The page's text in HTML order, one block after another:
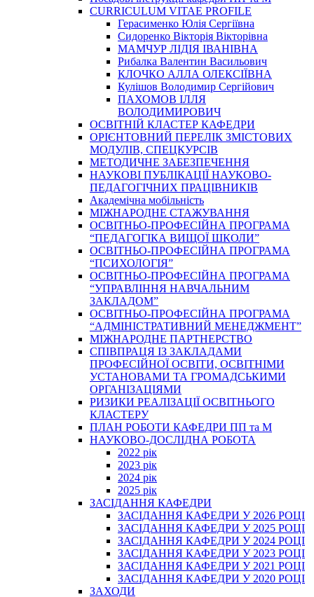
CURRICULUM VITAE PROFILE
Герасименко Юлія Сергіївна
Сидоренко Вікторія Вікторівна
МАМЧУР ЛІДІЯ ІВАНІВНА
Рибалка Валентин Васильович
КЛОЧКО АЛЛА ОЛЕКСІЇВНА
Кулішов Володимир Сергійович
ПАХОМОВ ІЛЛЯ
ВОЛОДИМИРОВИЧ
ОСВІТНІЙ КЛАСТЕР КАФЕДРИ
ОРІЄНТОВНИЙ ПЕРЕЛІК ЗМІСТОВИХ
МОДУЛІВ, СПЕЦКУРСІВ
МЕТОДИЧНЕ ЗАБЕЗПЕЧЕННЯ
НАУКОВІ ПУБЛІКАЦІЇ НАУКОВО-
ПЕДАГОГІЧНИХ ПРАЦІВНИКІВ
Академічна мобільність
МІЖНАРОДНЕ СТАЖУВАННЯ
ОСВІТНЬО-ПРОФЕСІЙНА ПРОГРАМА
“ПЕДАГОГІКА ВИЩОЇ ШКОЛИ”
ОСВІТНЬО-ПРОФЕСІЙНА ПРОГРАМА
“ПСИХОЛОГІЯ”
ОСВІТНЬО-ПРОФЕСІЙНА ПРОГРАМА
“УПРАВЛІННЯ НАВЧАЛЬНИМ
ЗАКЛАДОМ”
ОСВІТНЬО-ПРОФЕСІЙНА ПРОГРАМА
“АДМІНІСТРАТИВНИЙ МЕНЕДЖМЕНТ”
МІЖНАРОДНЕ ПАРТНЕРСТВО
СПІВПРАЦЯ ІЗ ЗАКЛАДАМИ
ПРОФЕСІЙНОЇ ОСВІТИ, ОСВІТНІМИ
УСТАНОВАМИ ТА ГРОМАДСЬКИМИ
ОРГАНІЗАЦІЯМИ
РИЗИКИ РЕАЛІЗАЦІЇ ОСВІТНЬОГО
КЛАСТЕРУ
ПЛАН РОБОТИ КАФЕДРИ ПП та М
НАУКОВО-ДОСЛІДНА РОБОТА
2022 рік
2023 рік
2024 рік
2025 рік
ЗАСІДАННЯ КАФЕДРИ
ЗАСІДАННЯ КАФЕДРИ У 2026 РОЦІ
ЗАСІДАННЯ КАФЕДРИ У 2025 РОЦІ
ЗАСІДАННЯ КАФЕДРИ У 2024 РОЦІ
ЗАСІДАННЯ КАФЕДРИ У 2023 РОЦІ
ЗАСІДАННЯ КАФЕДРИ У 2021 РОЦІ
ЗАСІДАННЯ КАФЕДРИ У 2020 РОЦІ
ЗАХОДИ